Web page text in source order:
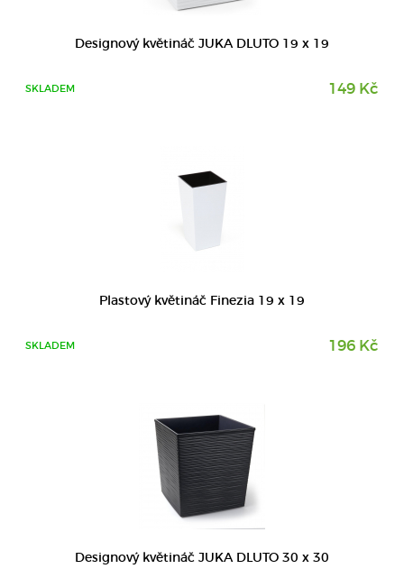
Designový květináč JUKA DLUTO 19 x 19
SKLADEM 149 Kč
Plastový květináč Finezia 19 x 19
SKLADEM 196 Kč
Designový květináč JUKA DLUTO 30 x 30